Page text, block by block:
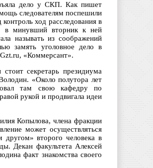
дело у СКП. Как пишет
следователям поспешили
ход расследования в
в минувший вторник к ней
называть из соображений
замять уголовное дело в
«Коммерсант».
секретарь президиума
«Около полутора лет
там свою кафедру по
рукой и продвигала идеи
Копылова, члена фракции
может осуществляться
другом» второго человека в
Декан факультета Алексей
факт знакомства своего